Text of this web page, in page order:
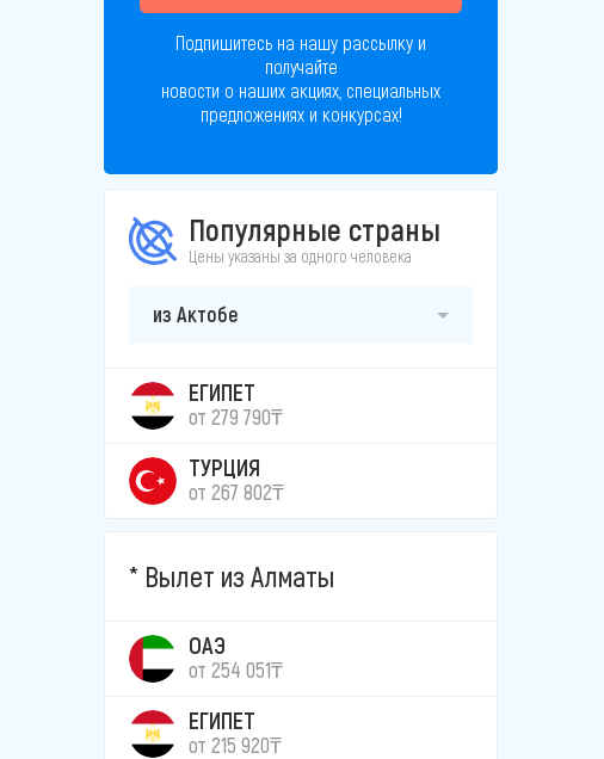
Подпишитесь на нашу рассылку и
получайте
новости о наших акциях, специальных
предложениях и конкурсах!
Популярные страны
Цены указаны за одного человека
из Актобе
ЕГИПЕТ
от 279 790₸
ТУРЦИЯ
от 267 802₸
Вылет из Алматы
ОАЭ
от 254 051₸
ЕГИПЕТ
от 215 920₸